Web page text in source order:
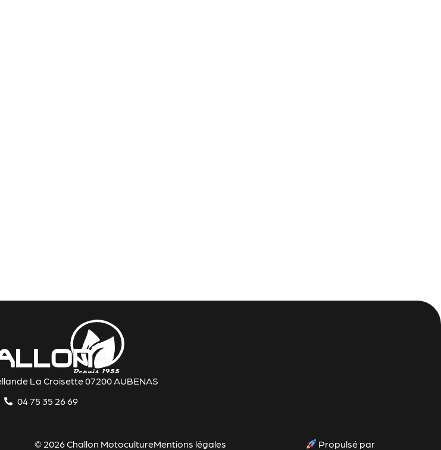
La Croisette 07200 AUBENAS
04 75 35 26 69
© 2026 Challon MotocultureMentions légales
Propulsé par